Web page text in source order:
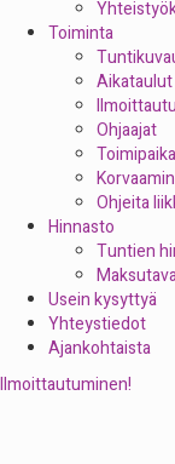
Toiminta
Aikataulut
Ohjaajat
Ohjeita
Hinnasto
Tuntien
Usein kysyttyä
Yhteystiedot
Ajankohtaista
Ilmoittautuminen!